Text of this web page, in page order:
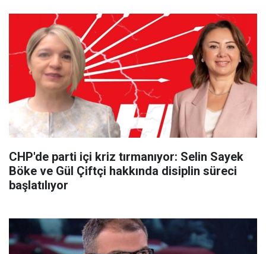
CHP'de parti içi kriz tırmanıyor: Selin Sayek
Böke ve Gül Çiftçi hakkında disiplin süreci
başlatılıyor